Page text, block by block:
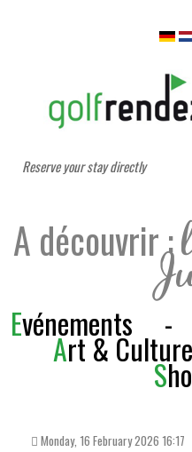
Reserve your stay directly
A découvrir :
Evénements -
Art & Culture
Sh
Monday, 16 February 2026 16:17